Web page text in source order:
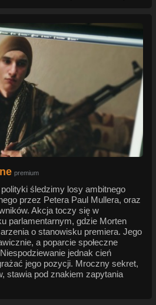
premium
śledzimy losy ambitnego
przez Petera Paul Mullera, oraz
Akcja toczy się w
parlamentarnym, gdzie Morten
o stanowisku premiera. Jego
a poparcie społeczne
jednak cień
jego pozycji. Mroczny sekret,
stawia pod znakiem zapytania